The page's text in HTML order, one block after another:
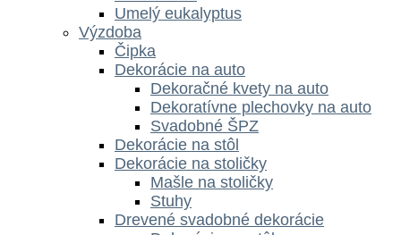
Umelý eukalyptus
Výzdoba
Čipka
Dekorácie na auto
Dekoračné kvety na auto
Dekoratívne plechovky na auto
Svadobné ŠPZ
Dekorácie na stôl
Dekorácie na stoličky
Mašle na stoličky
Stuhy
Drevené svadobné dekorácie